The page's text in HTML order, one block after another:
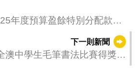
年度預算盈餘特別分配款項
下一則新聞
澳中學生毛筆書法比賽得獎名